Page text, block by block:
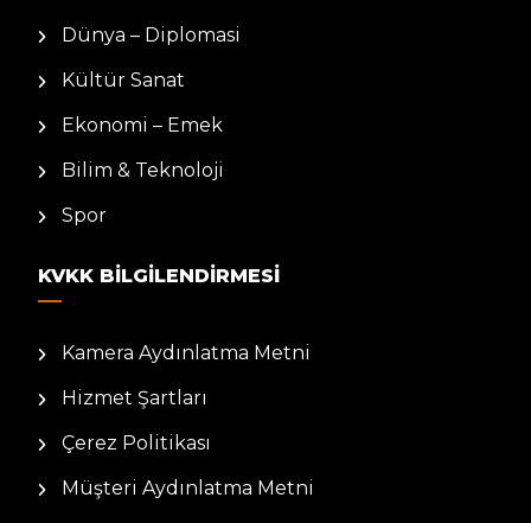
Dünya – Diplomasi
Kültür Sanat
Ekonomi – Emek
Bilim & Teknoloji
Spor
KVKK BILGILENDIRMESI
Kamera Aydınlatma Metni
Hizmet Şartları
Çerez Politikası
Müşteri Aydınlatma Metni